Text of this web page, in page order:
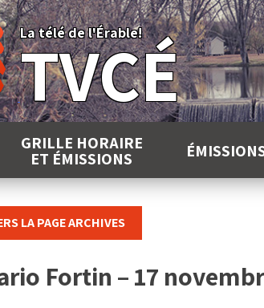
La télé de l'Érable!
TVCÉ
GRILLE HORAIRE
ET ÉMISSIONS
LA PAGE ARCHIVES
Fortin – 17